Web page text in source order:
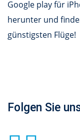
Google play für
herunter und
günstigsten Flüge!
Folgen Sie